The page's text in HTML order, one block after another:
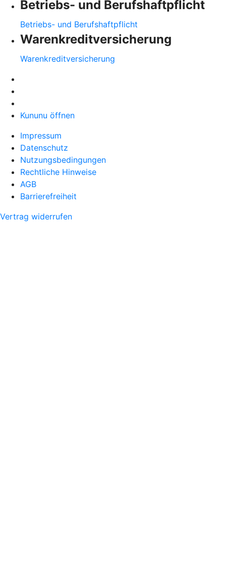
Betriebs- und Berufshaftpflicht
Betriebs- und Berufshaftpflicht
Warenkreditversicherung
Warenkreditversicherung
Kununu öffnen
Impressum
Datenschutz
Nutzungsbedingungen
Rechtliche Hinweise
AGB
Barrierefreiheit
Vertrag widerrufen